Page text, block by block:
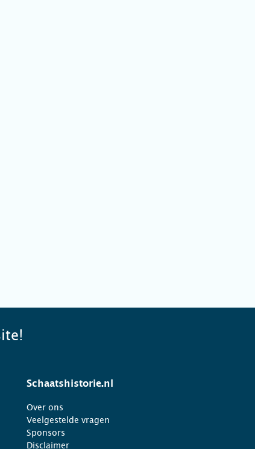
Schaatshistorie.nl
Over ons
Veelgestelde vragen
Sponsors
Disclaimer